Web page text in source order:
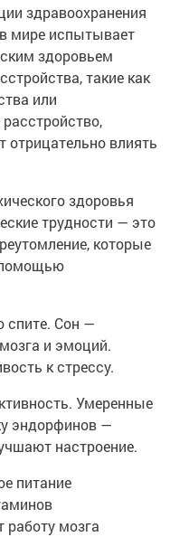
здравоохранения
мире испытывает
здоровьем
такие как
или
отрицательно влиять
здоровья
трудности — это
которые
помощью
спите. Сон —
и эмоций.
к стрессу.
Умеренные
эндорфинов —
настроение.
питание
работу мозга